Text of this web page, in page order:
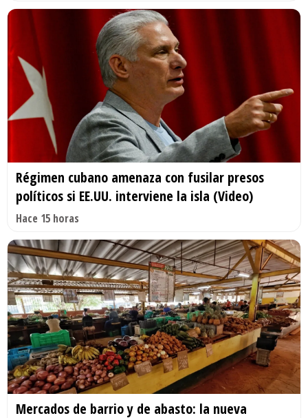
Régimen cubano amenaza con fusilar presos
políticos si EE.UU. interviene la isla (Video)
Hace 15 horas
Mercados de barrio y de abasto: la nueva